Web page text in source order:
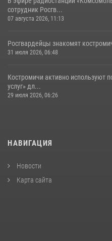
сотрудник Росгв...
07 августа 2026, 11:13
Росгвардейцы знакомят
31 июля 2026, 06:48
Костромичи активно используют
услуг» дл...
29 июля 2026, 06:26
НАВИГАЦИЯ
Новости
Карта сайта